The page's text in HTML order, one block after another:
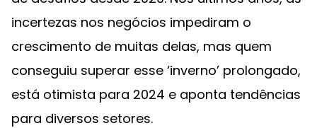
incertezas nos negócios impediram o
crescimento de muitas delas, mas quem
conseguiu superar esse ‘inverno’ prolongado,
está otimista para 2024 e aponta tendências
para diversos setores.